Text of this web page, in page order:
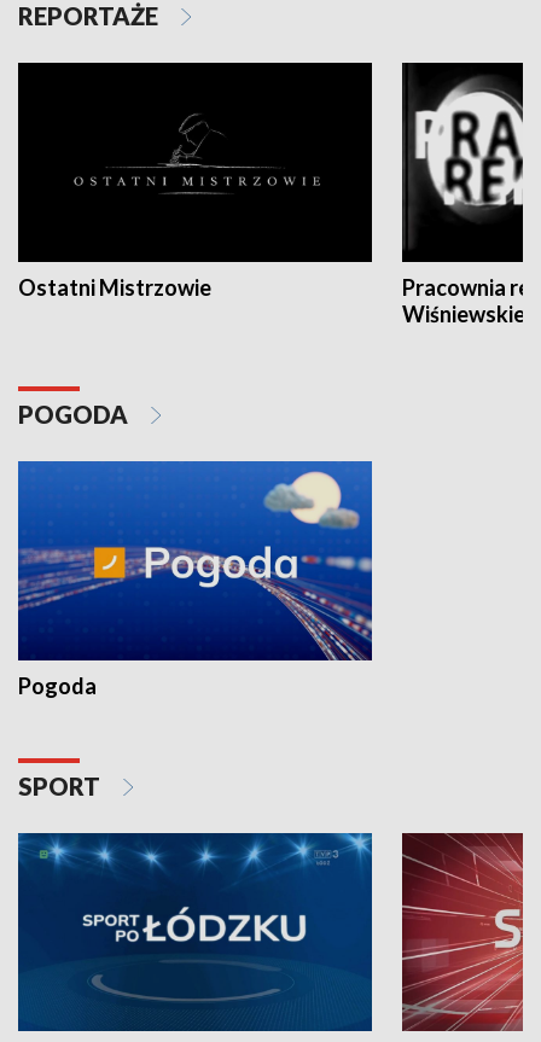
REPORTAŻE
Ostatni Mistrzowie
Pracownia
POGODA
Pogoda
SPORT